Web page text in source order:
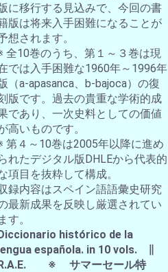
に移行する見込みで、今回の書
版は将来入手困難になることが
想されます。
全10巻のうち、第１～３巻は現
では入手困難な1960年～1996年
（a-apasanca、b-bajoca）の復
版です。過去の貴重な学術的成
であり、一次史料としての価値
高いものです。
第４～10巻は2005年以降に進め
れたデジタル版DHLEから代表的
項目を抜粋して構成。
録内容はスペイン語語彙史研究
最新成果を反映し厳選されてい
ます。
histórico de la
española. in 10 vols. ∥
※ サマーセール特